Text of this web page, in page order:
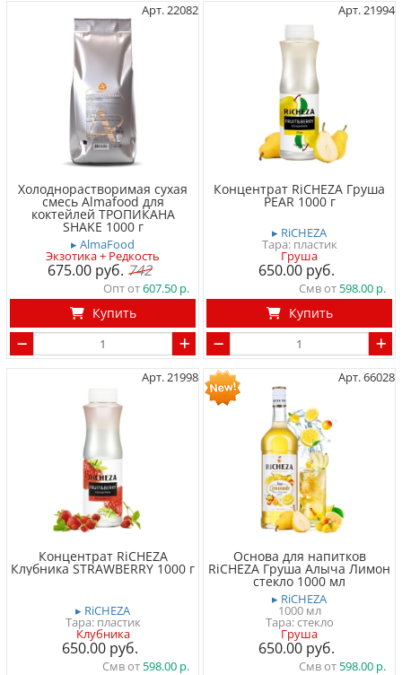
Арт. 22082
Холоднорастворимая сухая
смесь Almafood для
коктейлей ТРОПИКАНА
SHAKE 1000 г
▸ AlmaFood
Экзотика + Редкость
675.00 742
Опт от607.50
Купить
Арт. 21994
Концентрат RiCHEZA Груша
PEAR 1000 г
▸ RiCHEZA
Тара: пластик
Груша
650.00
Смв от 598.00
Купить
Арт. 21998
Концентрат RiCHEZA
Клубника STRAWBERRY 1000 г
▸ RiCHEZA
Тара: пластик
Клубника
650.00
Смв от 598.00
Арт. 66028
Основа для напитков
RiCHEZA Груша Алыча Лимон
стекло 1000 мл
▸ RiCHEZA
1000 мл
Тара: стекло
Груша
650.00
Смв от 598.00